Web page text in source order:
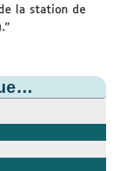
la station de